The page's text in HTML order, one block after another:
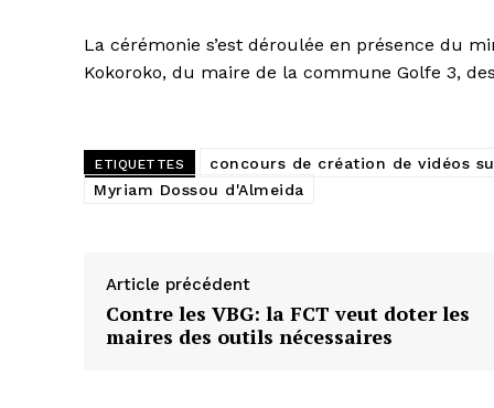
La cérémonie s’est déroulée en présence du
Kokoroko, du maire de la commune Golfe 3,
ETIQUETTES
concours de création de vidéos
Myriam Dossou d'Almeida
Article précédent
Contre les VBG: la FCT veut doter les
maires des outils nécessaires